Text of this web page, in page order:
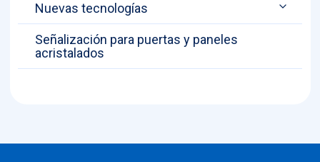
Nuevas tecnologías
Señalización para puertas y paneles
acristalados